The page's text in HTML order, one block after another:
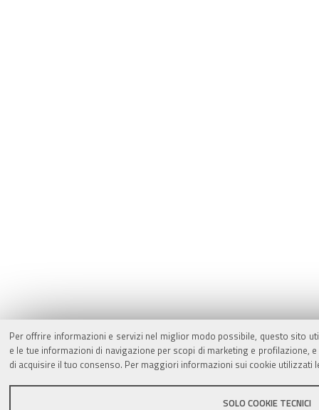
Per offrire informazioni e servizi nel miglior modo possibile, questo sito
e le tue informazioni di navigazione per scopi di marketing e
di acquisire il tuo consenso. Per maggiori informazioni sui cookie utilizzati
SOLO COOKIE TECNICI